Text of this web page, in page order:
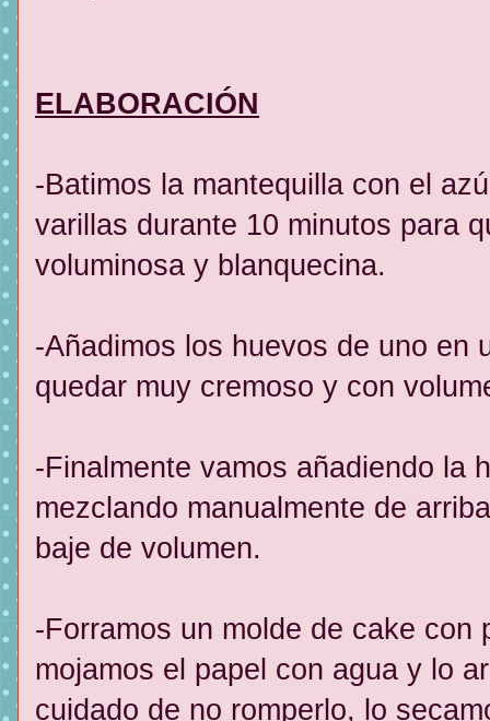
ELABORACIÓN
-Batimos la mantequilla con el
varillas durante 10 minutos para
voluminosa y blanquecina.
-Añadimos los huevos de uno en
quedar muy cremoso y con
-Finalmente vamos añadiendo la
mezclando manualmente de
baje de volumen.
-Forramos un molde de cake con
mojamos el papel con agua y lo
cuidado de no romperlo, lo